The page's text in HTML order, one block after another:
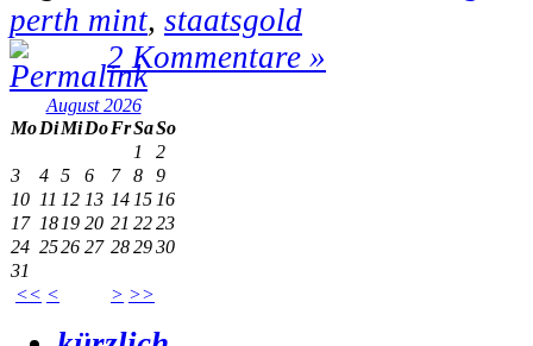
perth mint, staatsgold
2 Kommentare »
August 2026
MoDiMiDoFrSaSo
<< < > >>
1
2
3
4 5 6 7 8
9
10 11 12 13 14 15 16
17 18 19 20 21 2223
24 2526 27 282930
31